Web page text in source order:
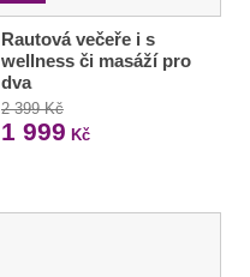
Rautová večeře i s
wellness či masáží pro
dva
2 399 Kč
1 999 Kč